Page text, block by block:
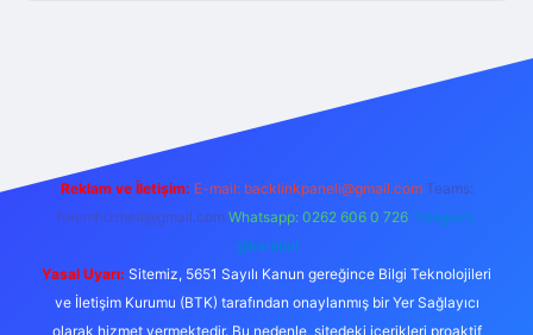
Reklam ve İletişim: E-mail: backlinkpaneli@gmail.com Teams:
forumhizmeti@gmail.com Whatsapp: 0262 606 0 726 Telegram:
@karabul
Yasal Uyarı: Sitemiz, 5651 Sayılı Kanun gereğince Bilgi Teknolojileri
ve İletişim Kurumu (BTK) tarafından onaylanmış bir Yer Sağlayıcı
olarak hizmet vermektedir. Bu nedenle, sitedeki içerikleri proaktif